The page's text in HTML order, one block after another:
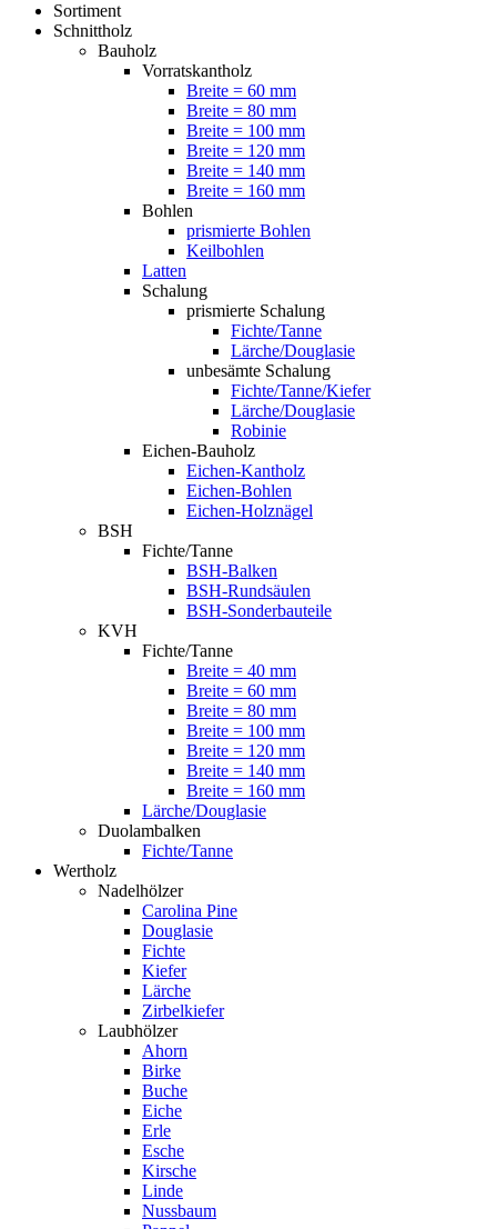
Sortiment
Schnittholz
Bauholz
Vorratskantholz
Breite = 60 mm
Breite = 80 mm
Breite = 100 mm
Breite = 120 mm
Breite = 140 mm
Breite = 160 mm
Bohlen
prismierte Bohlen
Keilbohlen
Latten
Schalung
prismierte Schalung
Fichte/Tanne
Lärche/Douglasie
unbesämte Schalung
Fichte/Tanne/Kiefer
Lärche/Douglasie
Robinie
Eichen-Bauholz
Eichen-Kantholz
Eichen-Bohlen
Eichen-Holznägel
BSH
Fichte/Tanne
BSH-Balken
BSH-Rundsäulen
BSH-Sonderbauteile
KVH
Fichte/Tanne
Breite = 40 mm
Breite = 60 mm
Breite = 80 mm
Breite = 100 mm
Breite = 120 mm
Breite = 140 mm
Breite = 160 mm
Lärche/Douglasie
Duolambalken
Fichte/Tanne
Wertholz
Nadelhölzer
Carolina Pine
Douglasie
Fichte
Kiefer
Lärche
Zirbelkiefer
Laubhölzer
Ahorn
Birke
Buche
Eiche
Erle
Esche
Kirsche
Linde
Nussbaum